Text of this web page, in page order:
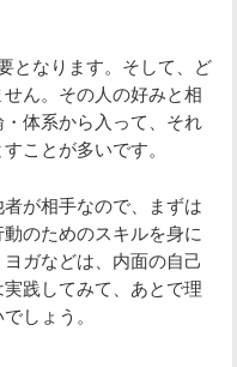
となります。そして、ど
ん。その人の好みと相
体系から入って、それ
ことが多いです。
が相手なので、まずは
のためのスキルを身に
ガなどは、内面の自己
践してみて、あとで理
しょう。